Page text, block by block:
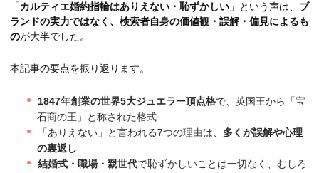
「カルティエ婚約指輪はありえない・恥ずかしい 」という声は、 ブ
ランドの実力ではなく、検索者自身の価値観・誤解・偏見によるも
のが大半でした。
本記事の要点を振り返ります。
1847年創業の世界5大ジュエラー頂点格で、英国王から「宝
石商の王」と称された格式
「ありえない」と言われる7つの理由は、 多くが誤解や心理
の裏返し
結婚式・職場・親世代で恥ずかしいことは一切なく、むしろ